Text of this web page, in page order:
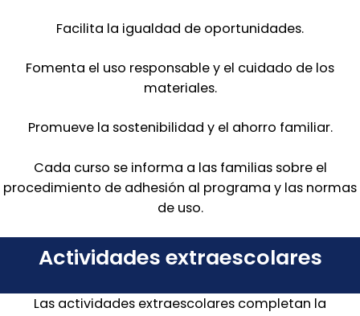
Facilita la igualdad de oportunidades.
Fomenta el uso responsable y el cuidado de los
materiales.
Promueve la sostenibilidad y el ahorro familiar.
Cada curso se informa a las familias sobre el
procedimiento de adhesión al programa y las normas
de uso.
Actividades extraescolares
Las actividades extraescolares completan la